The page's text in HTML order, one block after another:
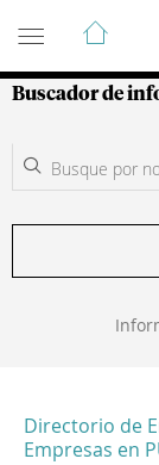
Guía de
Buscador de
Directorio de
Empresas en